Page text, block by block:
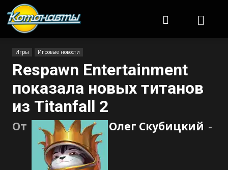
Игры Игровые новости
Respawn Entertainment
показала новых титанов
из Titanfall 2
От Олег Скубицкий -